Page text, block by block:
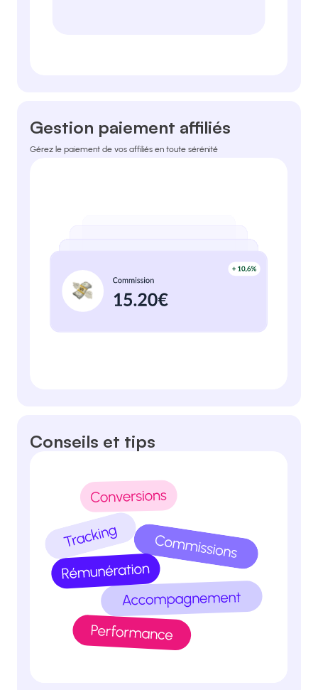
Gestion paiement affiliés
Gérez le paiement de vos affiliés en toute sérénité
Conseils et tips